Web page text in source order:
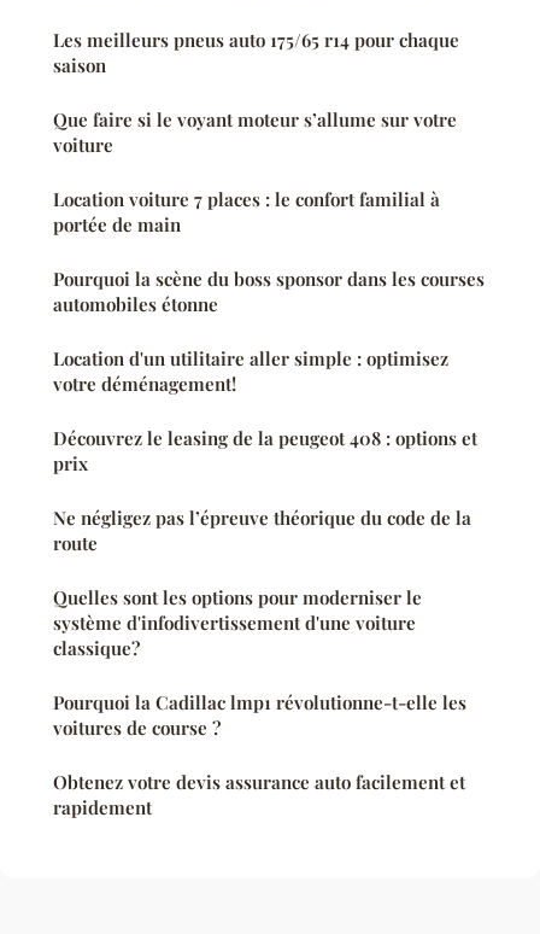
Les meilleurs pneus auto 175/65 r14 pour chaque
saison
Que faire si le voyant moteur s’allume sur votre
voiture
Location voiture 7 places : le confort familial à
portée de main
Pourquoi la scène du boss sponsor dans les courses
automobiles étonne
Location d'un utilitaire aller simple : optimisez
votre déménagement!
Découvrez le leasing de la peugeot 408 : options et
prix
Ne négligez pas l’épreuve théorique du code de la
route
Quelles sont les options pour moderniser le
système d'infodivertissement d'une voiture
classique?
Pourquoi la Cadillac lmp1 révolutionne-t-elle les
voitures de course ?
Obtenez votre devis assurance auto facilement et
rapidement